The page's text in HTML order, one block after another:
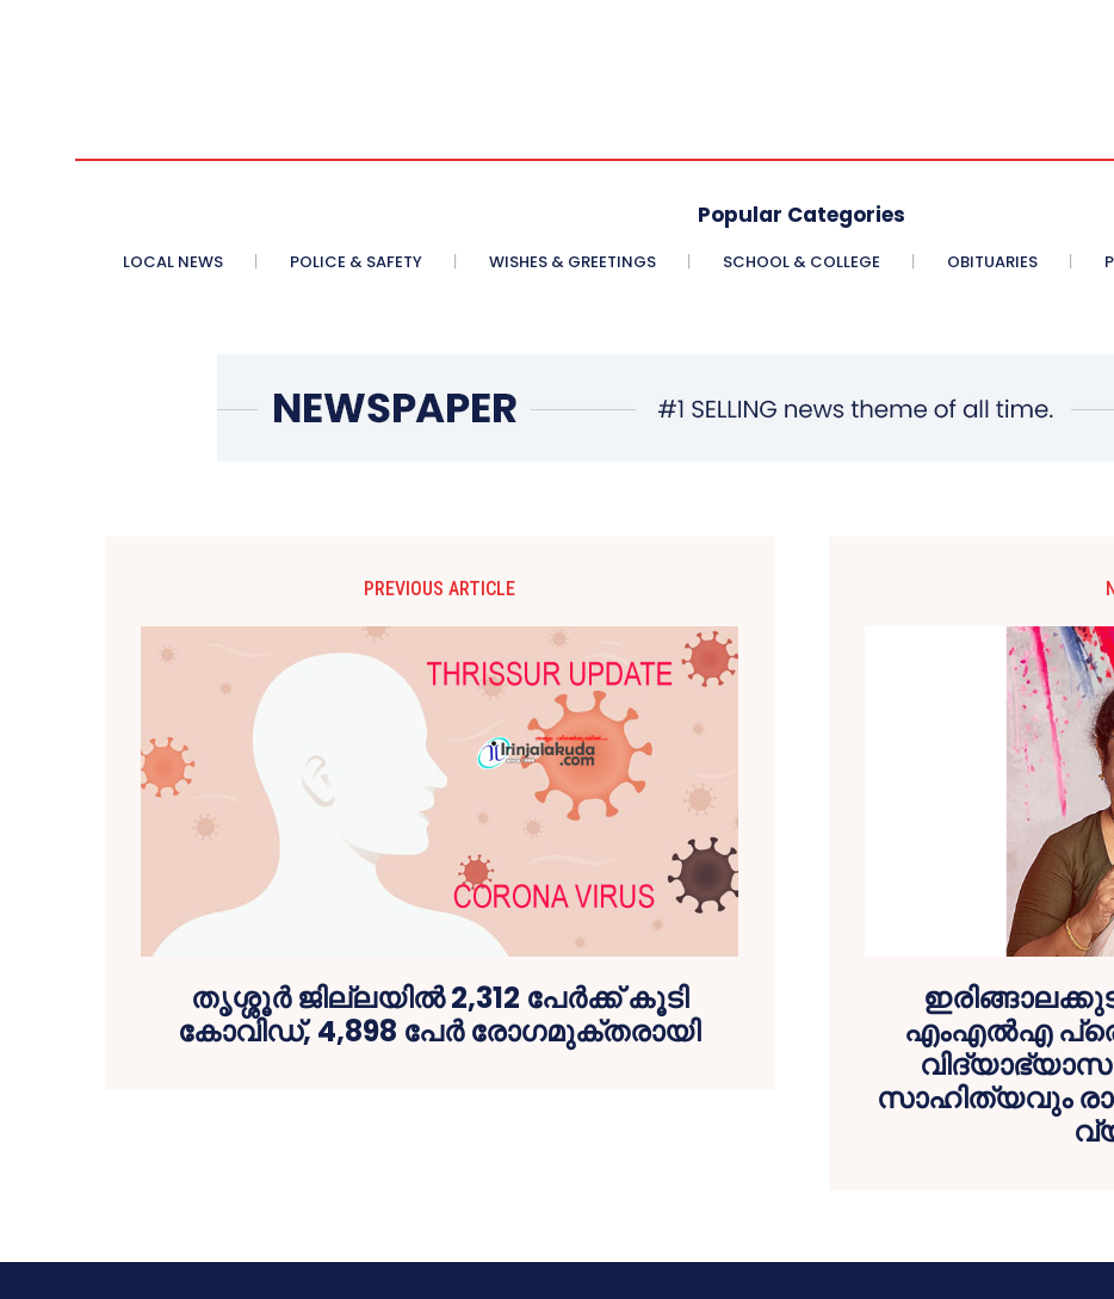
Popular Categories
LOCAL NEWS POLICE & SAFETY WISHES & GREETINGS SCHOOL & COLLEGE OBITUARIES
PREVIOUS ARTICLE
തൃശ്ശൂര്‍ ജില്ലയിൽ 2,312 പേര്‍ക്ക് കൂടി
കോവിഡ്, 4,898 പേര്‍ രോഗമുക്തരായി
എംഎല്‍എ
സാഹിത്യവും